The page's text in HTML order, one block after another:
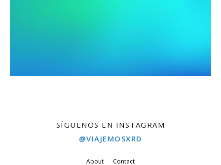
SÍGUENOS EN INSTAGRAM
@VIAJEMOSXRD
About Contact